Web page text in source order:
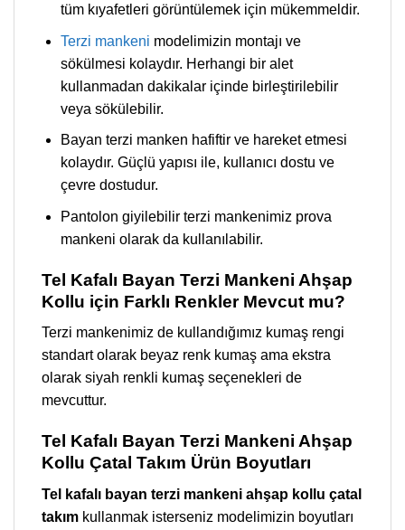
tüm kıyafetleri görüntülemek için mükemmeldir.
Terzi mankeni modelimizin montajı ve
sökülmesi kolaydır. Herhangi bir alet
kullanmadan dakikalar içinde birleştirilebilir
veya sökülebilir.
Bayan terzi manken hafiftir ve hareket etmesi
kolaydır. Güçlü yapısı ile, kullanıcı dostu ve
çevre dostudur.
Pantolon giyilebilir terzi mankenimiz prova
mankeni olarak da kullanılabilir.
Tel Kafalı Bayan Terzi Mankeni Ahşap
Kollu için Farklı Renkler Mevcut mu?
Terzi mankenimiz de kullandığımız kumaş rengi
standart olarak beyaz renk kumaş ama ekstra
olarak siyah renkli kumaş seçenekleri de
mevcuttur.
Tel Kafalı Bayan Terzi Mankeni Ahşap
Kollu Çatal Takım Ürün Boyutları
Tel kafalı bayan terzi mankeni ahşap kollu çatal
takım kullanmak isterseniz modelimizin boyutları